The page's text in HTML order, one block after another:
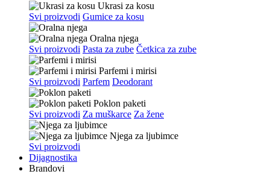
Ukrasi za kosu
Svi proizvodi Gumice za kosu
Oralna njega
Svi proizvodi Pasta za zube Četkica za zube
Parfemi i mirisi
Svi proizvodi Parfem Deodorant
Poklon paketi
Svi proizvodi Za muškarce Za žene
Njega za ljubimce
Svi proizvodi
Dijagnostika
Brandovi